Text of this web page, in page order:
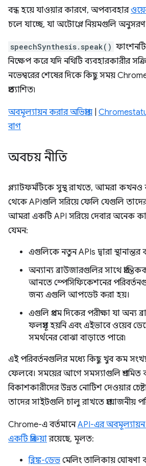
বন্ধ হয়ে যাওয়ার কারণে, অপব্যবহার
চলে যাচ্ছে, যা অটোপ্লে নিয়মগুলি অনুসরণ
speechSynthesis.speak()
নিক্ষেপ করে যদি নথিটি ব্যবহারকারীর
নভেম্বরের শেষের দিকে কিছু সময়
প্রত্যাশিত৷
অবমূল্যায়ন করার অভিপ্রায়
বাগ
অবচয় নীতি
প্ল্যাটফর্মটিকে সুস্থ রাখতে, আমরা কখনও
থেকে APIগুলি সরিয়ে ফেলি যেগুলি
আমরা একটি API সরিয়ে দেবার অনেক
যেমন:
এগুলিকে নতুন APIs দ্বারা স্থানান্তর
অন্যান্য ব্রাউজারগুলির সাথে
আনতে স্পেসিফিকেশনের
জন্য এগুলি আপডেট করা হয়।
এগুলি প্রথম দিকের পরীক্ষা যা অন্য
ফলপ্রসূ হয়নি এবং এইভাবে ওয়েব
সমর্থনের বোঝা বাড়াতে পারে৷
এই পরিবর্তনগুলির মধ্যে কিছু খুব কম
ফেলবে। সময়ের আগে সমস্যাগুলি
বিকাশকারীদের উন্নত নোটিশ দেওয়ার
তাদের সাইটগুলি চালু রাখতে প্রয়োজনীয়
Chrome-এ বর্তমানেAPI-এর
একটি প্রক্রিয়ারয়েছে, মূলত:
ব্লিঙ্ক-ডেভ মেলিং তালিকায় ঘোষণা